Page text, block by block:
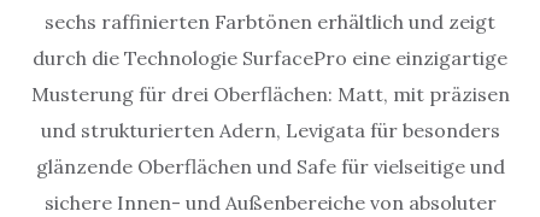
sechs raffinierten Farbtönen erhältlich und zeigt
durch die Technologie SurfacePro eine einzigartige
Musterung für drei Oberflächen: Matt, mit präzisen
und strukturierten Adern, Levigata für besonders
glänzende Oberflächen und Safe für vielseitige und
sichere Innen- und Außenbereiche von absoluter